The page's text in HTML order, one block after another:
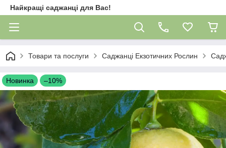
Найкращі саджанці для Вас!
Товари та послуги Саджанці Екзотичних Рослин
Новинка –10%